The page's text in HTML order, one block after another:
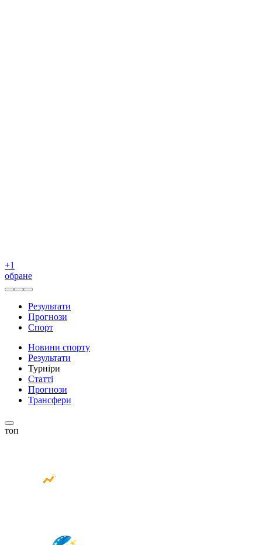
+1
обране
Результати
Прогнози
Спорт
Новини спорту
Результати
Турніри
Статті
Прогнози
Трансфери
топ